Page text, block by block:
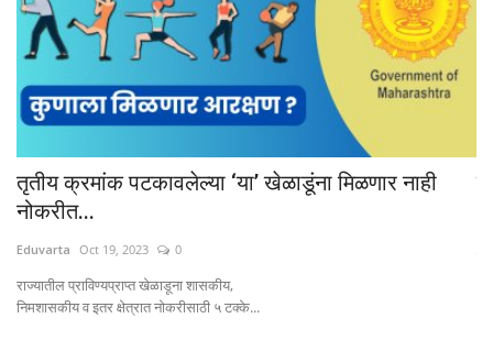
तृतीय क्रमांक पटकावलेल्या ‘या’ खेळाडूंना मिळणार नाही
नोकरीत...
Eduvarta Oct 19, 2023 0
राज्यातील प्राविण्यप्राप्त खेळाडूना शासकीय,
निमशासकीय व इतर क्षेत्रात नोकरीसाठी ५ टक्के...